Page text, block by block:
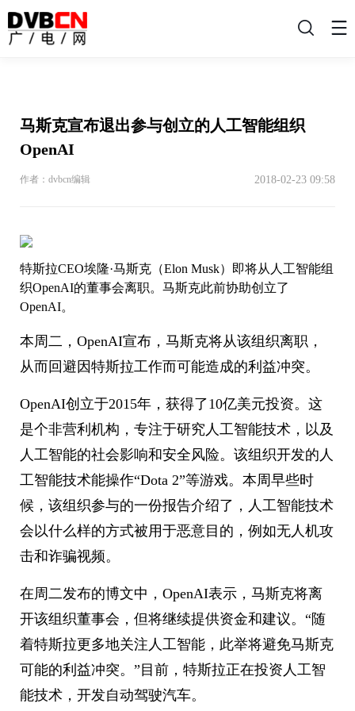
搜
马斯克宣布退出参与创立的人工智能组织
OpenAI
作者：dvbcn编辑 2018-02-23 09:58
特斯拉CEO埃隆·马斯克（Elon Musk）即将从人工智能组
织OpenAI的董事会离职。马斯克此前协助创立了
OpenAI。
本周二，OpenAI宣布，马斯克将从该组织离职，
从而回避因特斯拉工作而可能造成的利益冲突。
OpenAI创立于2015年，获得了10亿美元投资。这
是个非营利机构，专注于研究人工智能技术，以及
人工智能的社会影响和安全风险。该组织开发的人
工智能技术能操作“Dota 2”等游戏。本周早些时
候，该组织参与的一份报告介绍了，人工智能技术
会以什么样的方式被用于恶意目的，例如无人机攻
击和诈骗视频。
在周二发布的博文中，OpenAI表示，马斯克将离
开该组织董事会，但将继续提供资金和建议。“随
着特斯拉更多地关注人工智能，此举将避免马斯克
可能的利益冲突。”目前，特斯拉正在投资人工智
能技术，开发自动驾驶汽车。